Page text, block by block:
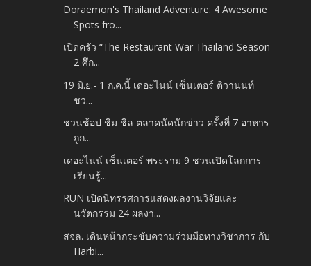
Doraemon's Thailand Adventure: 4 Awesome
Spots fro...
เปิดครัว “The Restaurant War Thailand Season
2 ศึก...
19 มิ.ย.- 1 ก.ค.นี้ เดอะไนน์ เซ็นเตอร์ ติวานนท์
ชว...
ชวนช้อป ชิม ชิล ตลาดนัดนักข่าว ครั้งที่ 7 อาหาร
ถูก...
เดอะไนน์ เซ็นเตอร์ พระราม 9 ชวนเปิดโลกการ
เรียนรู้...
RUN เปิดนิทรรศการแสดงผลงานวิจัยและ
นวัตกรรม 24 ผลงา...
สจล. เดินหน้ากระชับความร่วมมือทางวิชาการ กับ
Harbi...